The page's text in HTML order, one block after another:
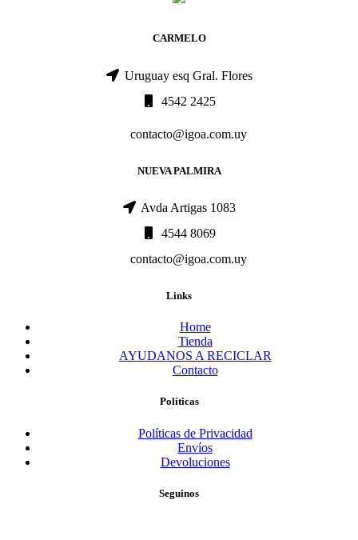
CARMELO
Uruguay esq Gral. Flores
4542 2425
contacto@igoa.com.uy
NUEVA PALMIRA
Avda Artigas 1083
4544 8069
contacto@igoa.com.uy
Links
Home
Tienda
AYUDANOS A RECICLAR
Contacto
Políticas
Políticas de Privacidad
Envíos
Devoluciones
Seguinos